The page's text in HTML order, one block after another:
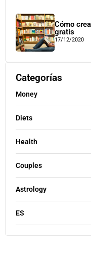
Cómo
gratis
17/12/2020
Categorías
Money
Diets
Health
Couples
Astrology
ES